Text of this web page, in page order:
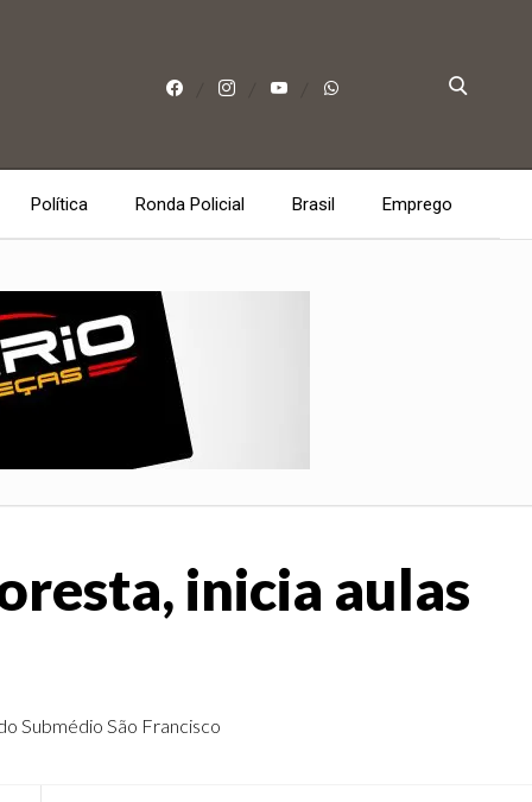
Política Ronda Policial Brasil Emprego
inicia aulas
Submédio São Francisco